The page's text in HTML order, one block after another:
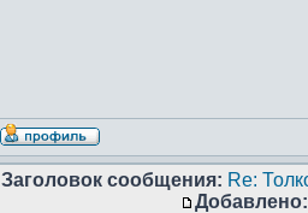
Заголовок сообщения: Re:
Добавлено: